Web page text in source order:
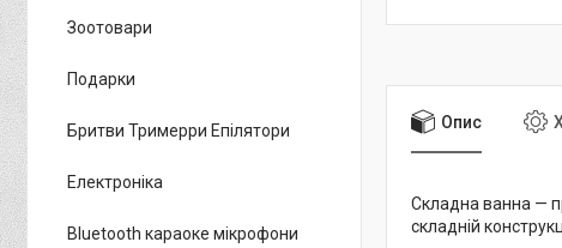
Опис
Складна ванна —
складній
Зоотовари
Подарки
Бритви Тримерри Епілятори
Електроніка
Bluetooth караоке мікрофони